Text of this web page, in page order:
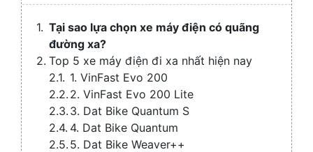
Tại sao lựa chọn xe máy điện có quãng
đường xa?
Top 5 xe máy điện đi xa nhất hiện nay
1. VinFast Evo 200
2. VinFast Evo 200 Lite
3. Dat Bike Quantum S
4. Dat Bike Quantum
5. Dat Bike Weaver++